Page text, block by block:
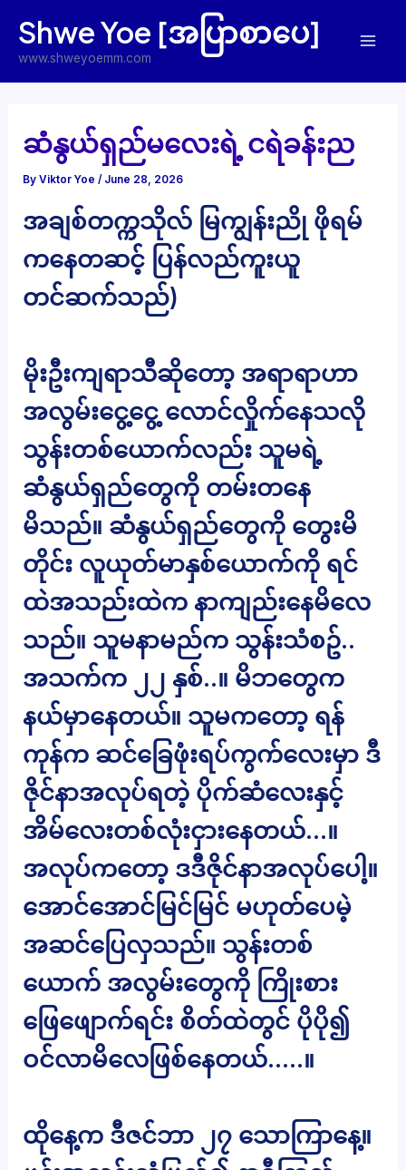
content
Shwe Yoe [အပြာစာပေ]
www.shweyoemm.com
ဆံနွယ်ရှည်မလေးရဲ့ ငရဲခန်းည
ByViktor Yoe/ June 28, 2026
အချစ်တက္ကသိုလ် မြကျွန်းညို ဖိုရမ်
ကနေတဆင့် ပြန်လည်ကူးယူ
တင်ဆက်သည်)
မိုးဦးကျရာသီဆိုတော့ အရာရာဟာ
အလွမ်းငွေ့ငွေ့ လောင်လှိုက်နေသလို
သွန်းတစ်ယောက်လည်း သူမရဲ့
ဆံနွယ်ရှည်တွေကို တမ်းတ​နေ
မိသည်။ ဆံနွယ်ရှည်တွေကို​ တွေးမိ
တိုင်း လူယုတ်မာနှစ်ယောက်ကို ရင်
ထဲအသည်းထဲက နာကျည်းနေမိလေ
သည်။ သူမနာမည်က သွန်းသံစဥ်..
အသက်က ၂၂ နှစ်..။ မိဘတွေက
နယ်မှာနေတယ်။ သူမကတော့ ရန်
ကုန်က ဆင်ခြေဖုံးရပ်ကွက်လေးမှာ ဒီ
ဇိုင်နာအလုပ်ရတဲ့ ပိုက်ဆံလေးနှင့်
အိမ်လေးတစ်လုံးငှားနေတယ်…။
အလုပ်ကတော့ ဒဒီဇိုင်နာအလုပ်ပေါ့။
အောင်အောင်မြင်မြင် မဟုတ်ပေမဲ့
အဆင်ပြေလှသည်။ သွန်းတစ်
ယောက် အလွမ်းတွေကို ကြိုးစား
ဖြေဖျောက်ရင်း စိတ်ထဲတွင် ပိုပို၍
ဝင်လာမိလေဖြစ်နေတယ်…..။
ထိုနေ့က ဒီဇင်ဘာ ၂၇ သောကြာနေ့။